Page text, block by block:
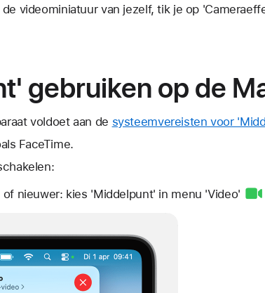
videominiatuur van jezelf, tik je op
gebruiken op de
voldoet aan de systeemvereisten voor
FaceTime.
of nieuwer: kies 'Middelpunt' in menu 'Video'